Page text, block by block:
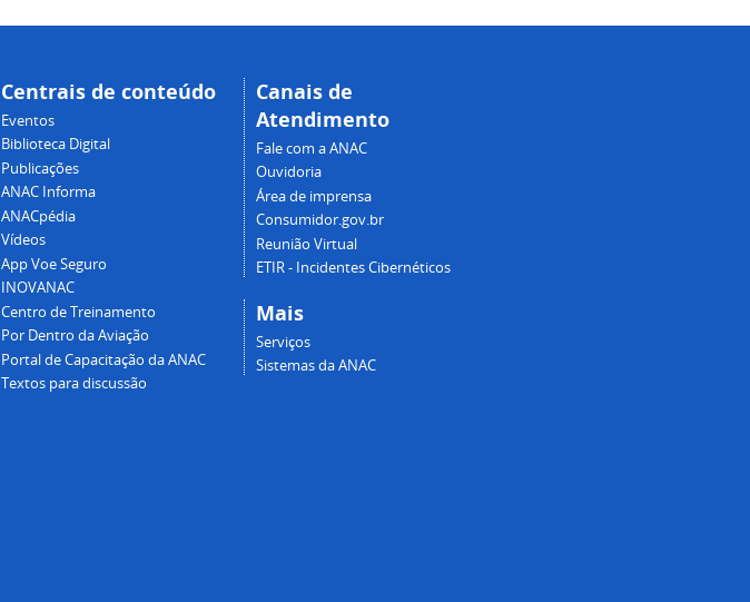
Centrais de conteúdo
Eventos
Biblioteca Digital
Publicações
ANAC Informa
ANACpédia
Vídeos
App Voe Seguro
INOVANAC
Centro de Treinamento
Por Dentro da Aviação
Portal de Capacitação da ANAC
Textos para discussão
Canais de
Atendimento
Fale com a ANAC
Ouvidoria
Área de imprensa
Consumidor.gov.br
Reunião Virtual
ETIR - Incidentes Cibernéticos
Mais
Serviços
Sistemas da ANAC